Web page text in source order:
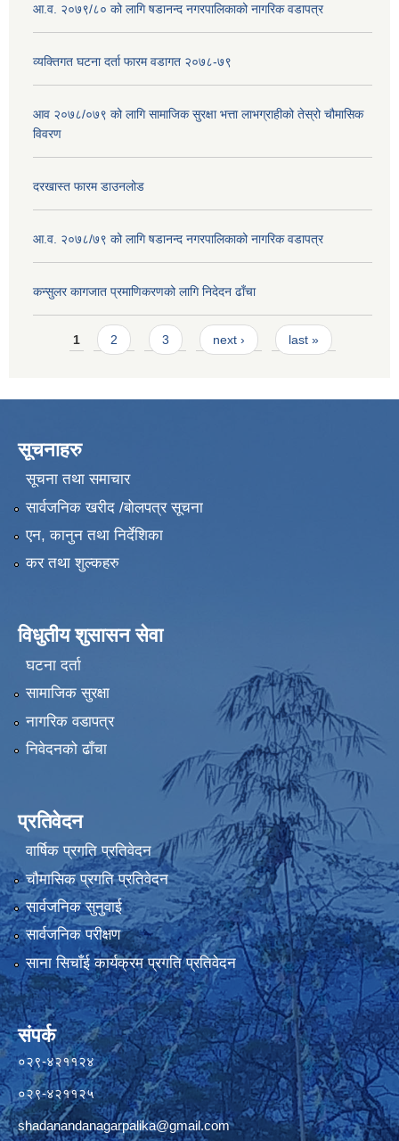
आ.व. २०७९/८० को लागि षडानन्द नगरपालिकाको नागरिक वडापत्र
व्यक्तिगत घटना दर्ता फारम वडागत २०७८-७९
आव २०७८/०७९ को लागि सामाजिक सुरक्षा भत्ता लाभग्राहीको तेस्रो चौमासिक
विवरण
दरखास्त फारम डाउनलोड
आ.व. २०७८/७९ को लागि षडानन्द नगरपालिकाको नागरिक वडापत्र
कन्सुलर कागजात प्रमाणिकरणको लागि निदेदन ढाँचा
Pages
1 2 3 next › last »
सूचनाहरु
सूचना तथा समाचार
सार्वजनिक खरीद /बोलपत्र सूचना
एन, कानुन तथा निर्देशिका
कर तथा शुल्कहरु
विधुतीय शुसासन सेवा
घटना दर्ता
सामाजिक सुरक्षा
नागरिक वडापत्र
निवेदनको ढाँचा
प्रतिवेदन
वार्षिक प्रगति प्रतिवेदन
चौमासिक प्रगति प्रतिवेदन
सार्वजनिक सुनुवाई
सार्वजनिक परीक्षण
साना सिचाँई कार्यक्रम प्रगति प्रतिवेदन
संपर्क
०२९-४२११२४
०२९-४२११२५
shadanandanagarpalika@gmail.com